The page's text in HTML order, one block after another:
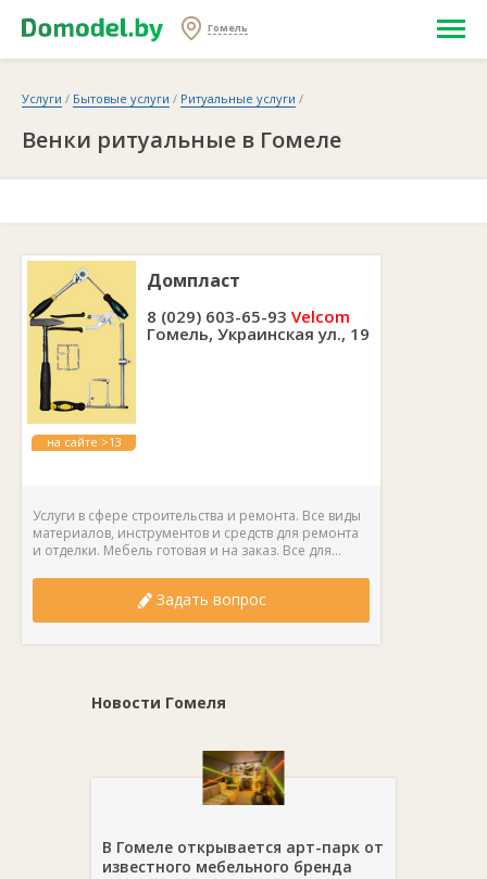
Гомель
Услуги / Бытовые услуги / Ритуальные услуги /
Венки ритуальные в Гомеле
на сайте >13
Домпласт
8 (029) 603-65-93 Velcom
Гомель, Украинская ул., 19
Услуги в сфере строительства и ремонта. Все виды
материалов, инструментов и средств для ремонта
и отделки. Мебель готовая и на заказ. Все для...
Задать вопрос
Новости Гомеля
В Гомеле открывается арт-парк от
известного мебельного бренда